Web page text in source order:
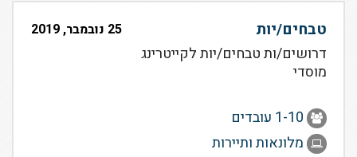
טבחים/יות 25 נובמבר, 2019
דרושים/ות טבחים/יות לקייטרינג
מוסדי
1-10 עובדים
מלונאות ותיירות